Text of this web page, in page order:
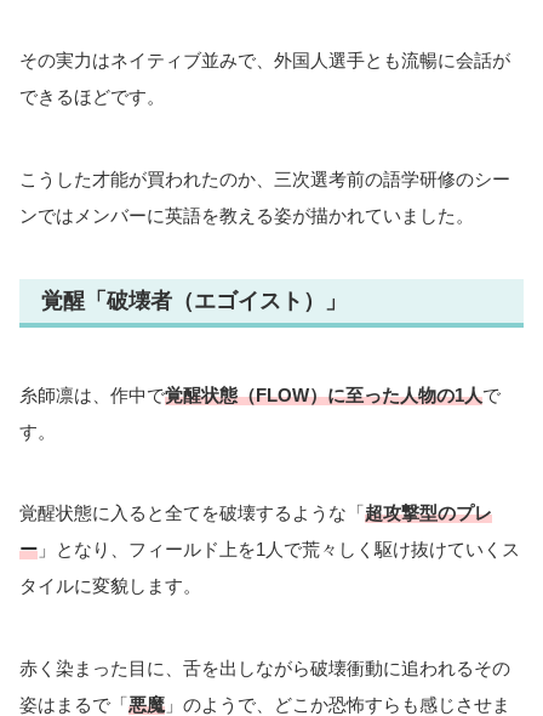
その実力はネイティブ並みで、外国人選手とも流暢に会話が
できるほどです。
こうした才能が買われたのか、三次選考前の語学研修のシー
ンではメンバーに英語を教える姿が描かれていました。
覚醒「破壊者（エゴイスト）」
糸師凛は、作中で覚醒状態（FLOW）に至った人物の1人で
す。
覚醒状態に入ると全てを破壊するような「超攻撃型のプレ
ー 」となり、フィールド上を1人で荒々しく駆け抜けていくス
タイルに変貌します。
赤く染まった目に、舌を出しながら破壊衝動に追われるその
姿はまるで「悪魔 」のようで、どこか恐怖すらも感じさせま